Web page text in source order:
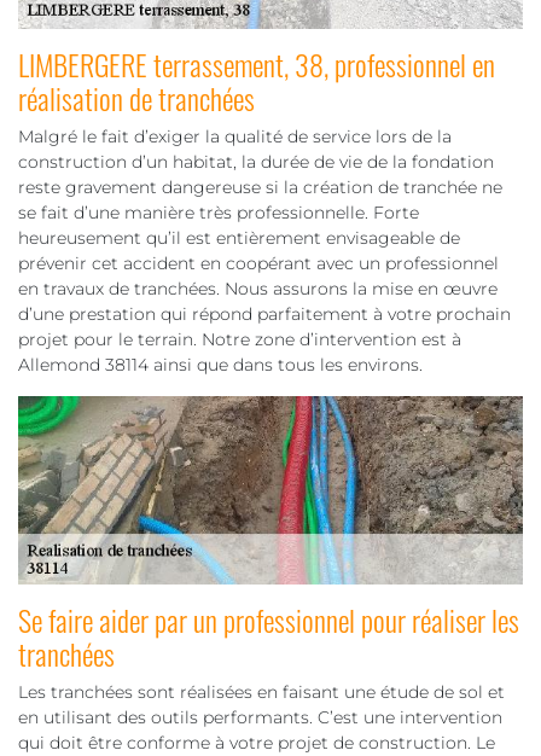
LIMBERGERE terrassement, 38, professionnel en
réalisation de tranchées
Malgré le fait d’exiger la qualité de service lors de la
construction d’un habitat, la durée de vie de la fondation
reste gravement dangereuse si la création de tranchée ne
se fait d’une manière très professionnelle. Forte
heureusement qu’il est entièrement envisageable de
prévenir cet accident en coopérant avec un professionnel
en travaux de tranchées. Nous assurons la mise en œuvre
d’une prestation qui répond parfaitement à votre prochain
projet pour le terrain. Notre zone d’intervention est à
Allemond 38114 ainsi que dans tous les environs.
Se faire aider par un professionnel pour réaliser les
tranchées
Les tranchées sont réalisées en faisant une étude de sol et
en utilisant des outils performants. C’est une intervention
qui doit être conforme à votre projet de construction. Le